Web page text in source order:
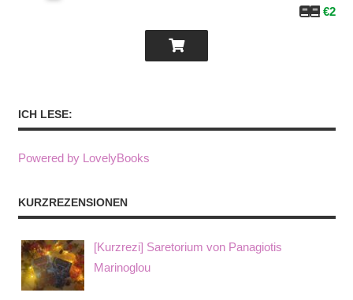
€2
ICH LESE:
Powered by LovelyBooks
KURZREZENSIONEN
[Kurzrezi] Saretorium von Panagiotis
Marinoglou